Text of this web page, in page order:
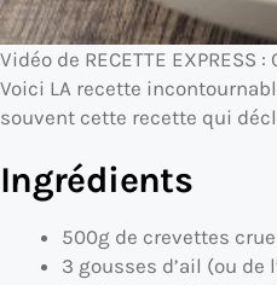
Vidéo de RECETTE EXPRESS :
Voici LA recette
souvent cette recette qui
Ingrédients
500g de crevettes
3 gousses d’ail (ou